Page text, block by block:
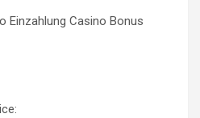
Einzahlung Casino Bonus